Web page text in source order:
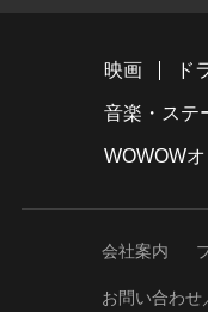
映画 ド
音楽・ステ
WOWOW
会社案内
お問い合わせ